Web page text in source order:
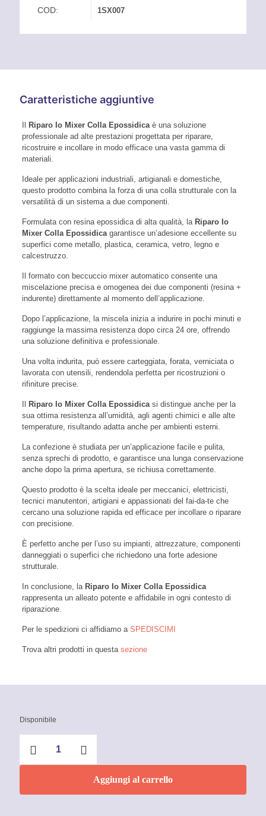
COD: 1SX007
Caratteristiche aggiuntive
Riparo Io Mixer Colla Epossidicaè una soluzione
professionale ad alte prestazioni progettata per riparare,
ricostruire e incollare in modo efficace una vasta gamma di
materiali.
Ideale per applicazioni industriali, artigianali e domestiche,
questo prodotto combina la forza di una colla strutturale con la
versatilità di un sistema a due componenti.
Formulata con resina epossidica di alta qualità, la Riparo Io
Mixer Colla Epossidicagarantisce un’adesione eccellente su
superfici come metallo, plastica, ceramica, vetro, legno e
calcestruzzo.
Il formato con beccuccio mixer automatico consente una
miscelazione precisa e omogenea dei due componenti (resina +
indurente) direttamente al momento dell’applicazione.
Dopo l’applicazione, la miscela inizia a indurire in pochi minuti e
raggiunge la massima resistenza dopo circa 24 ore, offrendo
una soluzione definitiva e professionale.
Una volta indurita, può essere carteggiata, forata, verniciata o
lavorata con utensili, rendendola perfetta per ricostruzioni o
rifiniture precise.
Riparo Io Mixer Colla Epossidicasi distingue anche per la
sua ottima resistenza all’umidità, agli agenti chimici e alle alte
temperature, risultando adatta anche per ambienti esterni.
La confezione è studiata per un’applicazione facile e pulita,
senza sprechi di prodotto, e garantisce una lunga conservazione
anche dopo la prima apertura, se richiusa correttamente.
Questo prodotto è la scelta ideale per meccanici, elettricisti,
tecnici manutentori, artigiani e appassionati del fai-da-te che
cercano una soluzione rapida ed efficace per incollare o riparare
con precisione.
È perfetto anche per l’uso su impianti, attrezzature, componenti
danneggiati o superfici che richiedono una forte adesione
strutturale.
In conclusione, la Riparo Io Mixer Colla Epossidica
rappresenta un alleato potente e affidabile in ogni contesto di
riparazione.
Per le spedizioni ci affidiamo a SPEDISCIMI
Trova altri prodotti in questa sezione
Disponibile
Mixer
quantità
Aggiungi al carrello